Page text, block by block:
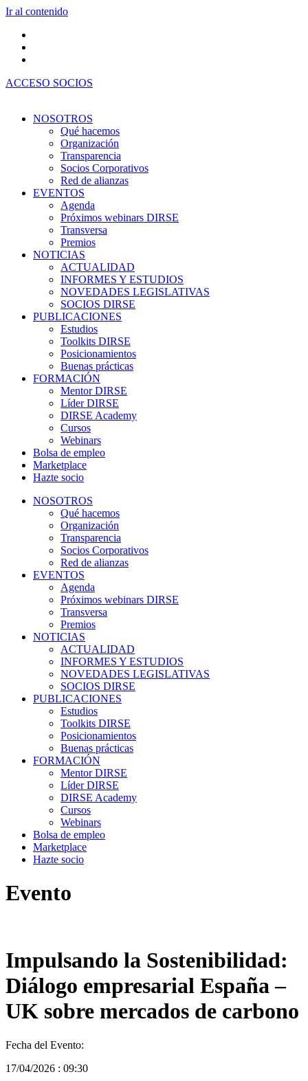
Ir al contenido
ACCESO SOCIOS
NOSOTROS
Qué hacemos
Organización
Transparencia
Socios Corporativos
Red de alianzas
EVENTOS
Agenda
Próximos webinars DIRSE
Transversa
Premios
NOTICIAS
ACTUALIDAD
INFORMES Y ESTUDIOS
NOVEDADES LEGISLATIVAS
SOCIOS DIRSE
PUBLICACIONES
Estudios
Toolkits DIRSE
Posicionamientos
Buenas prácticas
FORMACIÓN
Mentor DIRSE
Líder DIRSE
DIRSE Academy
Cursos
Webinars
Bolsa de empleo
Marketplace
Hazte socio
NOSOTROS
Qué hacemos
Organización
Transparencia
Socios Corporativos
Red de alianzas
EVENTOS
Agenda
Próximos webinars DIRSE
Transversa
Premios
NOTICIAS
ACTUALIDAD
INFORMES Y ESTUDIOS
NOVEDADES LEGISLATIVAS
SOCIOS DIRSE
PUBLICACIONES
Estudios
Toolkits DIRSE
Posicionamientos
Buenas prácticas
FORMACIÓN
Mentor DIRSE
Líder DIRSE
DIRSE Academy
Cursos
Webinars
Bolsa de empleo
Marketplace
Hazte socio
Evento
Impulsando la Sostenibilidad:
Diálogo empresarial España –
UK sobre mercados de carbono
Fecha del Evento:
17/04/2026 : 09:30